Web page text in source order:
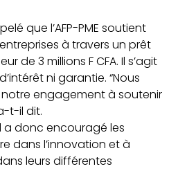
que l’AFP-PME soutient
à travers un prêt
de 3 millions F CFA. Il s’agit
ni garantie. “Nous
engagement à soutenir
t-il dit.
a donc encouragé les
dans l’innovation et à
leurs différentes